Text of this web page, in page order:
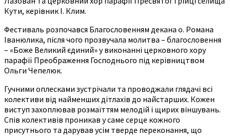
Кути, керівник І. Клим.
Фестиваль розпочався Благословенням декана о. Романа
Іванюлика, після чого прозвучала молитва – благословення
– «Боже Великий єдиний» у виконанні церковного хору
парафії Преображення Господнього під керівництвом
Ольги Чепелюк.
Гучними оплесками зустрічали та проводжали глядачі всі
колективи від найменших дітлахів до найстарших. Кожен
виступ захоплював розмаїттям мелодій і щирих віншувань.
Спів колективів проникав у саме серце кожного
присутнього та дарував усім тверде переконання, що